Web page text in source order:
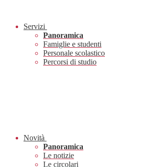
Servizi
Panoramica
Famiglie e studenti
Personale scolastico
Percorsi di studio
Novità
Panoramica
Le notizie
Le circolari